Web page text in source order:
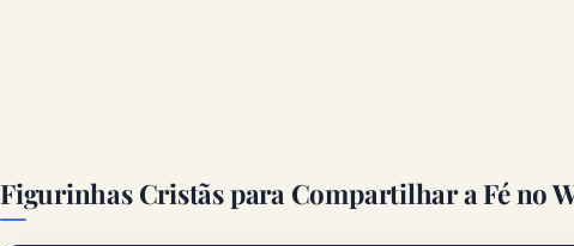
Figurinhas Cristãs para Compartilhar a Fé no